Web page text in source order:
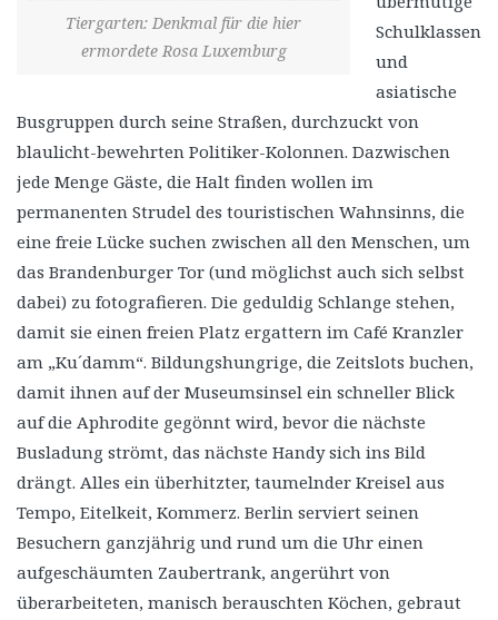
Tiergarten: Denkmal für die hier
ermordete Rosa Luxemburg
Schulklassen
und
asiatische
Busgruppen durch seine Straßen, durchzuckt von
blaulicht-bewehrten Politiker-Kolonnen. Dazwischen
jede Menge Gäste, die Halt finden wollen im
permanenten Strudel des touristischen Wahnsinns, die
eine freie Lücke suchen zwischen all den Menschen, um
das Brandenburger Tor (und möglichst auch sich selbst
dabei) zu fotografieren. Die geduldig Schlange stehen,
damit sie einen freien Platz ergattern im Café Kranzler
am „Ku´damm“. Bildungshungrige, die Zeitslots buchen,
damit ihnen auf der Museumsinsel ein schneller Blick
auf die Aphrodite gegönnt wird, bevor die nächste
Busladung strömt, das nächste Handy sich ins Bild
drängt. Alles ein überhitzter, taumelnder Kreisel aus
Tempo, Eitelkeit, Kommerz. Berlin serviert seinen
Besuchern ganzjährig und rund um die Uhr einen
aufgeschäumten Zaubertrank, angerührt von
überarbeiteten, manisch berauschten Köchen, gebraut